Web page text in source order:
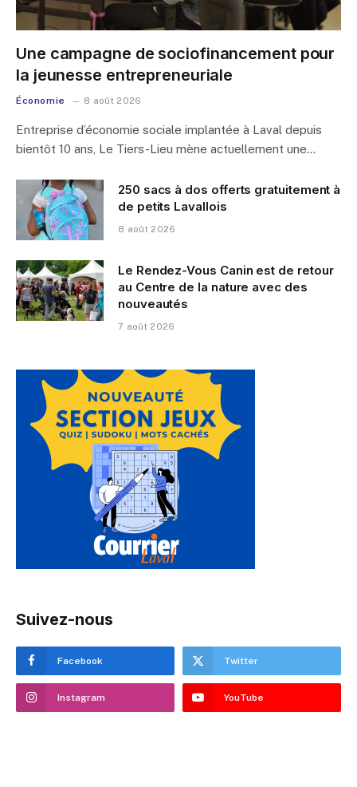
Une campagne de sociofinancement pour
la jeunesse entrepreneuriale
Économie 8 août 2026
Entreprise d’économie sociale implantée à Laval depuis
bientôt 10 ans, Le Tiers-Lieu mène actuellement une…
250 sacs à dos offerts gratuitement à
de petits Lavallois
8 août 2026
Le Rendez-Vous Canin est de retour
au Centre de la nature avec des
nouveautés
7 août 2026
Suivez-nous
Facebook Twitter
Instagram YouTube